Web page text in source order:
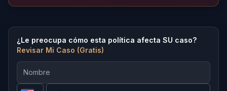
¿Le preocupa cómo esta política afecta SU caso?
Revisar Mi Caso (Gratis)